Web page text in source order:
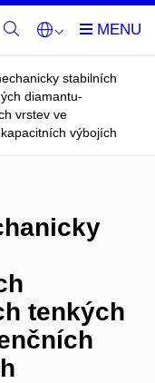
stabilních
diamantu-
vrstev ve
výbojích
tenkých